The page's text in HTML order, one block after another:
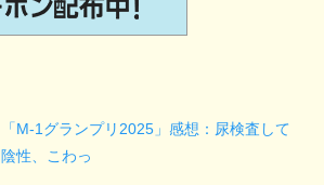
「M-1グランプリ2025」感想：尿検査して
陰性、こわっ